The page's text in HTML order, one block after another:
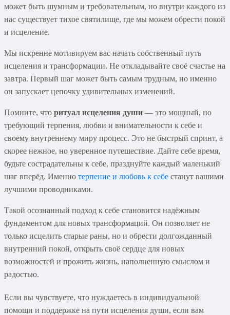
может быть шумным и требовательным, но внутри каждого из
нас существует тихое святилище, где мы можем обрести покой
и исцеление.
Мы искренне мотивируем вас начать собственный путь
исцеления и трансформации. Не откладывайте своё счастье на
завтра. Первый шаг может быть самым трудным, но именно
он запускает цепочку удивительных изменений.
Помните, что ритуал исцеления души — это мощный, но
требующий терпения, любви и внимательности к себе и
своему внутреннему миру процесс. Это не быстрый спринт, а
скорее нежное, но уверенное путешествие. Дайте себе время,
будьте сострадательны к себе, празднуйте каждый маленький
шаг вперёд. Именно терпение и любовь к себе станут вашими
лучшими проводниками.
Такой осознанный подход к себе становится надёжным
фундаментом для новых трансформаций. Он позволяет не
только исцелить старые раны, но и обрести долгожданный
внутренний покой, открыть своё сердце для новых
возможностей и прожить жизнь, наполненную смыслом и
радостью.
Если вы чувствуете, что нуждаетесь в индивидуальной
помощи и поддержке на пути исцеления души, если вам